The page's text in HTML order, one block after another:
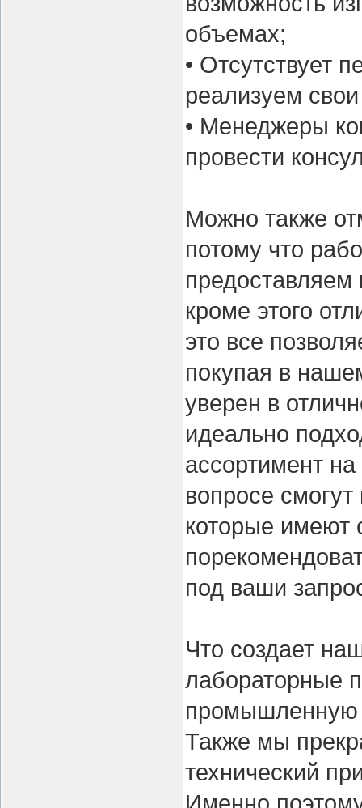
объемах;
• Отсутствует
реализуем
• Менеджеры
провести
Можно также
потому что
предоставляем
кроме этого
это все
покупая в
уверен в
идеально
ассортимент
вопросе
которые имеют
под ваши
Что создает
лабораторные
промышленную
Также мы
технический